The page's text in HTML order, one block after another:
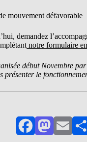
mouvement défavorable
demandez
notre formulaire
début Novembre
présenter le
FacebookMastodon
Email